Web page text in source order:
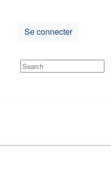
Se connecter